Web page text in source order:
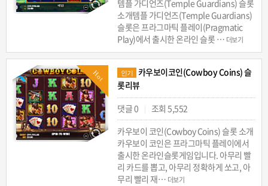
템플 가디언즈(Temple Guardians) 슬롯
소개템플 가디언즈(Temple Guardians)
슬롯은 프라그마틱 플레이(Pragmatic
Play)에서 출시한 온라인 슬롯 … 더보기
Hot 인기
카우보이코인(Cowboy Coins) 슬
롯리뷰
댓글 0
| 조회 5,552
카우보이 코인(Cowboy Coins) 슬롯 소개
카우보이 코인은 프라그마틱 플레이에서
출시한 온라인슬롯게임입니다. 아무리 빨
리 카드를 뽑고, 아무리 정확하게 쏘고, 아
무리 빨리 재… 더보기